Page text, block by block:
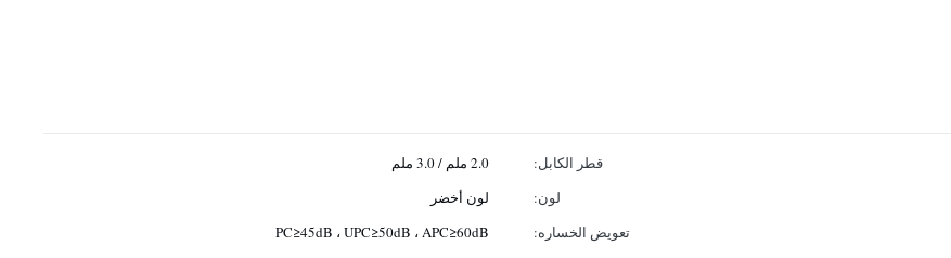
قطر الكابل:
2.0 ملم / 3.0 ملم
لون:
لون أخضر
تعويض الخساره:
PC≥45dB ، UPC≥50dB ، APC≥60dB